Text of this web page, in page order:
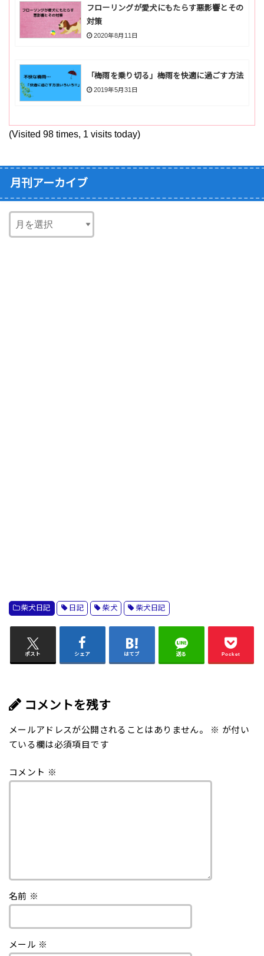
フローリングが愛犬にもたらす悪影響とその
対策
2020年8月11日
「梅雨を乗り切る」梅雨を快適に過ごす方法
2019年5月31日
(Visited 98 times, 1 visits today)
月刊アーカイブ
柴犬日記 日記 柴犬 柴犬日記
ポスト シェア はてブ 送る Pocket
コメントを残す
メールアドレスが公開されることはありません。 ※ が付い
ている欄は必須項目です
コメント ※
名前 ※
メール ※